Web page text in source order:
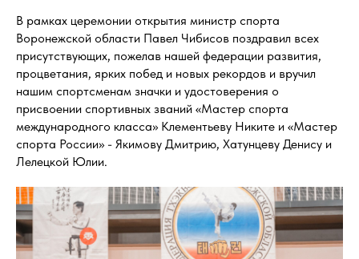
В рамках церемонии открытия министр спорта
Воронежской области Павел Чибисов поздравил всех
присутствующих, пожелав нашей федерации развития,
процветания, ярких побед и новых рекордов и вручил
нашим спортсменам значки и удостоверения о
присвоении спортивных званий «Мастер спорта
международного класса» Клементьеву Никите и «Мастер
спорта России» - Якимову Дмитрию, Хатунцеву Денису и
Лелецкой Юлии.